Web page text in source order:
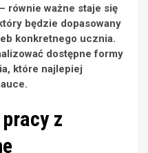
równie ważne staje się
będzie dopasowany
konkretnego ucznia.
dostępne formy
które najlepiej
z